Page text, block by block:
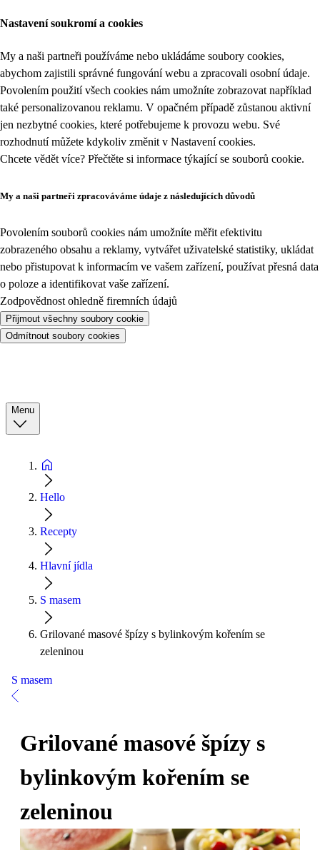
Nastavení soukromí a cookies
My a naši partneři používáme nebo ukládáme soubory cookies,
abychom zajistili správné fungování webu a zpracovali osobní údaje.
Povolením použití všech cookies nám umožníte zobrazovat například
také personalizovanou reklamu. V opačném případě zůstanou aktivní
jen nezbytné cookies, které potřebujeme k provozu webu. Své
rozhodnutí můžete kdykoliv změnit v Nastavení cookies.
Chcete vědět více? Přečtěte si informace týkající se souborů cookie.
My a naši partneři zpracováváme údaje z následujících důvodů
Povolením souborů cookies nám umožníte měřit efektivitu
zobrazeného obsahu a reklamy, vytvářet uživatelské statistiky, ukládat
nebo přistupovat k informacím ve vašem zařízení, používat přesná data
o poloze a identifikovat vaše zařízení.
Zodpovědnost ohledně firemních údajů
Přijmout všechny soubory cookie
Odmítnout soubory cookies
Menu
Hello
Recepty
Hlavní jídla
S masem
Grilované masové špízy s bylinkovým kořením se
zeleninou
S masem
Grilované masové špízy s
bylinkovým kořením se
zeleninou